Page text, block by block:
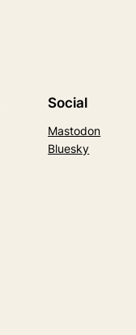
Social
Mastodon
Bluesky